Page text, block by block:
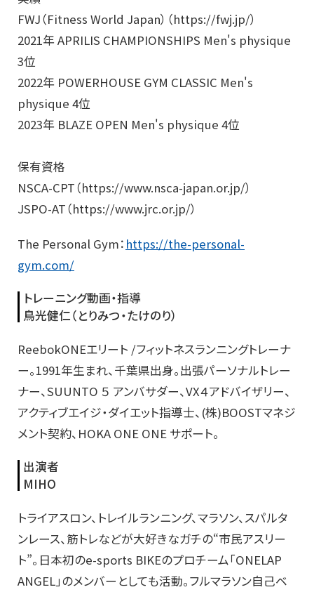
FWJ（Fitness World Japan）（https://fwj.jp/）
2021年 APRILIS CHAMPIONSHIPS Men's physique
3位
2022年 POWERHOUSE GYM CLASSIC Men's
physique 4位
2023年 BLAZE OPEN Men's physique 4位
保有資格
NSCA-CPT（https://www.nsca-japan.or.jp/）
JSPO-AT（https://www.jrc.or.jp/）
The Personal Gym： https://the-personal-
gym.com/
トレーニング動画・指導
鳥光健仁（とりみつ・たけのり）
ReebokONEエリート /フィットネスランニングトレーナ
ー。1991年生まれ、千葉県出身。出張パーソナルトレー
ナー、SUUNTO ５ アンバサダー、VX４アドバイザリー、
アクティブエイジ・ダイエット指導士、(株)BOOSTマネジ
メント契約、HOKA ONE ONE サポート。
出演者
MIHO
トライアスロン、トレイルランニング、マラソン、スパルタ
ンレース、筋トレなどが大好きなガチの“市民アスリー
ト”。日本初のe-sports BIKEのプロチーム「ONELAP
ANGEL」のメンバーとしても活動。フルマラソン自己ベ